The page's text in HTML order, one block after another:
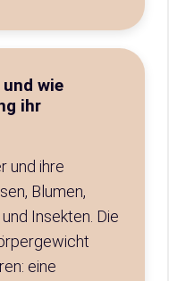
wie
ihr
und ihre
Blumen,
Insekten. Die
eine